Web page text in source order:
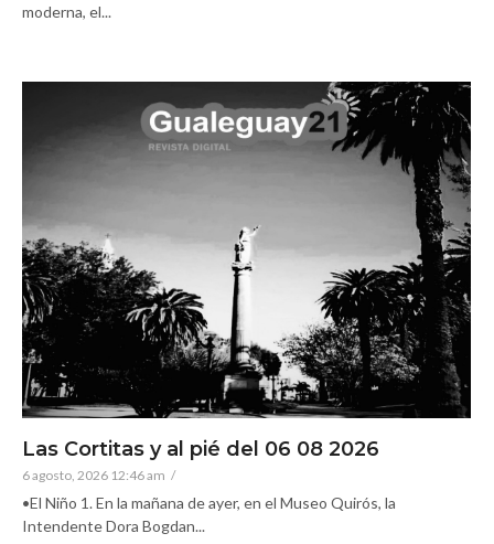
moderna, el...
Las Cortitas y al pié del 06 08 2026
6 agosto, 2026 12:46 am /
•El Niño 1. En la mañana de ayer, en el Museo Quirós, la
Intendente Dora Bogdan...